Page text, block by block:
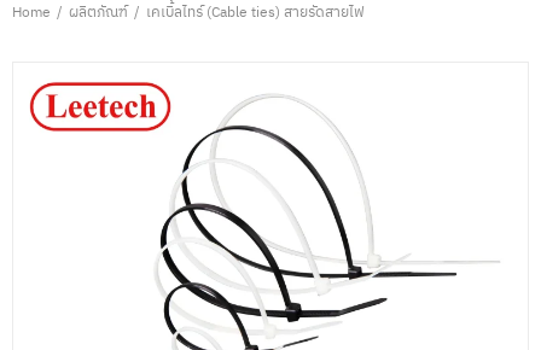
Home / ผลิตภัณฑ์ / เคเบิ้ลไทร์ (Cable ties) สายรัดสายไฟ